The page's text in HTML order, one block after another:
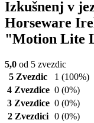
Izkušnenj v
Horseware
"Motion Lite
5,0 od 5 zvezdic
5 Zvezdic
1 (100%)
4 Zvezdice 0 (0%)
3 Zvezdice 0 (0%)
2 Zvezdici 0 (0%)